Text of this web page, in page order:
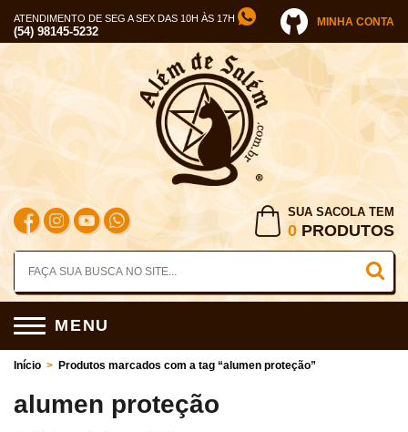
ATENDIMENTO DE SEG A SEX DAS 10H ÀS 17H
(54) 98145-5232
MINHA CONTA
SUA SACOLA TEM
0 PRODUTOS
MENU
Início > Produtos marcados com a tag “alumen proteção”
alumen proteção